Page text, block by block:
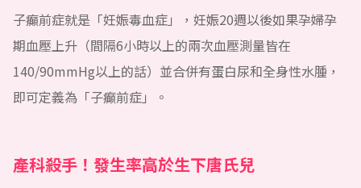
子癲前症就是「妊娠毒血症」，妊娠20週以後如果孕婦孕
期血壓上升（間隔6小時以上的兩次血壓測量皆在
140/90mmHg以上的話）並合併有蛋白尿和全身性水腫，
即可定義為「子癲前症」。
產科殺手！發生率高於生下唐氏兒